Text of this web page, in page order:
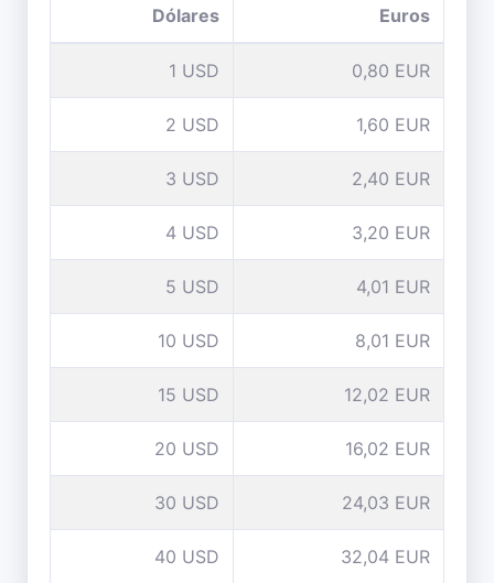
Dólares Euros
1 USD 0,80 EUR
2 USD 1,60 EUR
3 USD 2,40 EUR
4 USD 3,20 EUR
5 USD 4,01 EUR
10 USD 8,01 EUR
15 USD 12,02 EUR
20 USD 16,02 EUR
30 USD 24,03 EUR
40 USD 32,04 EUR